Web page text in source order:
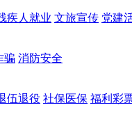
疾人就业 文旅宣传 党建
骗 消防安全
伍退役 社保医保 福利彩